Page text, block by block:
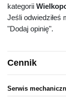
kategorii
Jeśli odwiedziłeś
"Dodaj opinię".
Cennik
Serwis